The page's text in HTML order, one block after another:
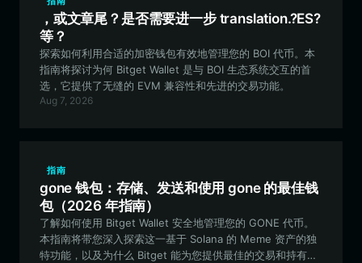
，或文章尾？是否需要进一步 translation.?ES?
等？
探索如何利用合适的加密钱包有效地管理您的 BOI 代币。本
指南将探讨为何 Bitget Wallet 是与 BOI 生态系统交互的首
选，它提供了无缝的 EVM 兼容性和先进的交易功能。
Aug 7, 2026
指南
gone 钱包：存储、发送和使用 gone 的最佳钱
包（2026 年指南）
了解如何使用 Bitget Wallet 安全地管理您的 GONE 代币。
本指南将带您深入探索这一基于 Solana 的 Meme 资产的独
特功能，以及为什么 Bitget 能为您提供最佳的交易和持有体